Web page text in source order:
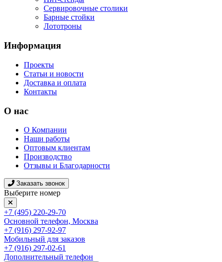
Сервировочные столики
Барные стойки
Лототроны
Информация
Проекты
Статьи и новости
Доставка и оплата
Контакты
О нас
О Компании
Наши работы
Оптовым клиентам
Производство
Отзывы и Благодарности
Заказать звонок
Выберите номер
+7 (495) 220-29-70
Основной телефон, Москва
+7 (916) 297-92-97
Мобильный для заказов
+7 (916) 297-02-61
Дополнительный телефон